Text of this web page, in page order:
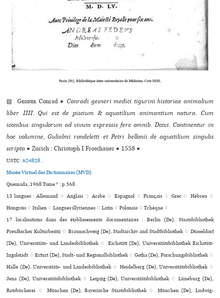
Paris (Fr), Bibliothèque inter-universitaire de Médecine. Cote 5035.
▨Gessner Conrad ● Conradi gesneri medici tigurini historiae animalium
liber IIII. Qui est de piscium & aquatilium animantium natura. Cum
iconibus singulorum ad vivum expressis fere omnib. Dccvi. Continentur in
hoc volumine, Gulielmi rondeletti et Petri bellonii de aquatilium singulis
scripta ● Zurich : Christoph I Froschauer ● 1558 ●
USTC :624828.
Musée Virtuel des Dictionnaires (MVD).
Quemada, 1968 Tome * : p.568 .
13 langues :Allemand ♢Anglais ♢Arabe ♢ Espagnol ♢Français ♢ Grec ♢ Hébreu ♢
Hongrois ♢Italien ♢Langues illyriennes ♢Latin ♢Polonais ♢Tchèque ♢
17 localisations dans des établissements documentaires : Berlin (De), Staatsbibliothek
Preußischer Kulturbesitz ♢ Braunschweig (De), Stadtarchiv and Stadtbibliothek ♢ Düsseldorf
(De), Universitäts- und Landesbibliothek ♢ Eichstätt (De), Universitätsbibliothek Eichstätt-
Ingolstadt ♢ Erfurt (De), Stadt- und Regionalbibliothek ♢ Gotha (De), Forschungsbibliothek ♢
Halle (De), Universitäts- und Landesbibliothek ♢ Heidelberg (De), Universitätsbibliothek ♢
Jena (De), Universitätsbibliothek ♢ Leipzig (De), Universitätsbibliothek ♢ Lüneburg (De),
Ratsbücherei ♢ München (De), Bayerische Staatsbibliothek ♢ München (De), Ludwig-